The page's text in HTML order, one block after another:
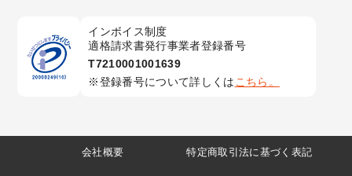
インボイス制度
適格請求書発行事業者登録番号
T7210001001639
登録番号について詳しくは こちら。
会社概要 特定商取引法に基づく表記